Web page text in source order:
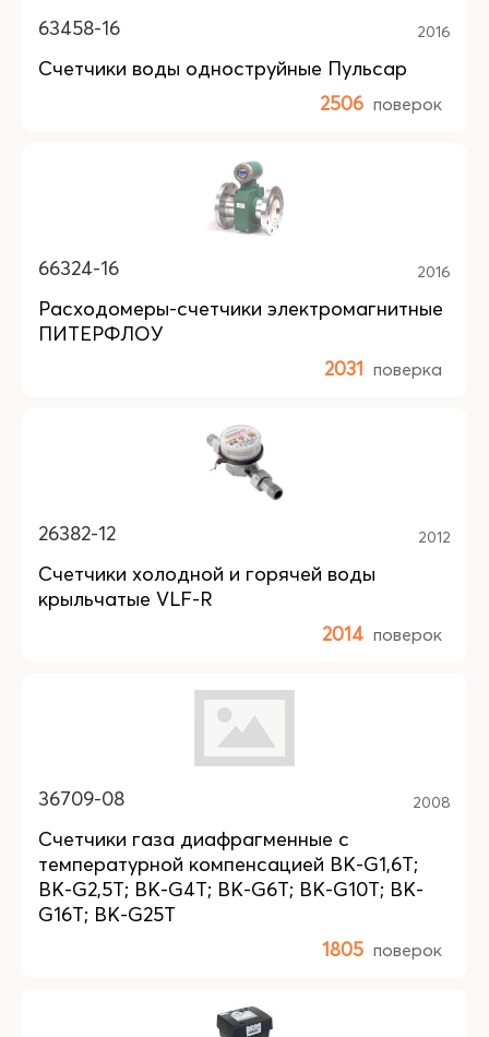
63458-16 2016
Счетчики воды одноструйные Пульсар
2506 поверок
66324-16 2016
Расходомеры-счетчики электромагнитные
ПИТЕРФЛОУ
2031 поверка
26382-12 2012
Счетчики холодной и горячей воды
крыльчатые VLF-R
2014 поверок
36709-08 2008
Счетчики газа диафрагменные с
температурной компенсацией BK-G1,6T;
BK-G2,5T; BK-G4T; BK-G6T; BK-G10T; BK-
G16T; BK-G25T
1805 поверок